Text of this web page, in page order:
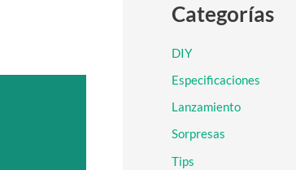
s
r
p
o
r
Categorías
DIY
Especificaciones
Lanzamiento
Sorpresas
Tips